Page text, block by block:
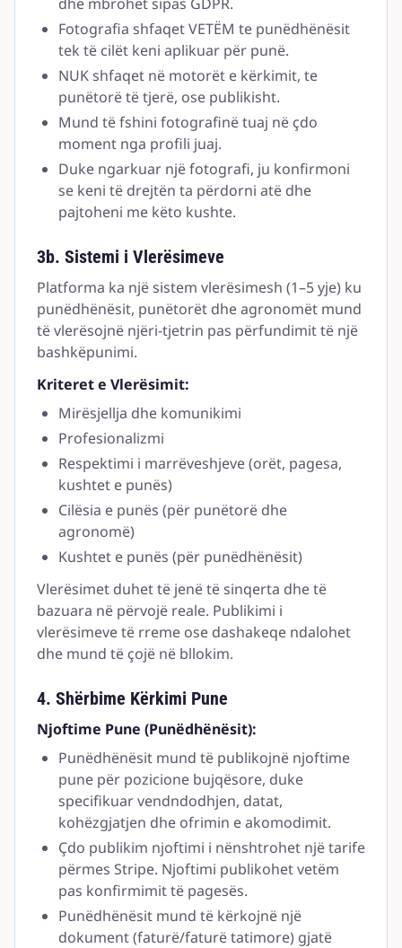
Fotografia shfaqet VETËM te punëdhënësit
tek të cilët keni aplikuar për punë.
NUK shfaqet në motorët e kërkimit, te
punëtorë të tjerë, ose publikisht.
Mund të fshini fotografinë tuaj në çdo
moment nga profili juaj.
Duke ngarkuar një fotografi, ju konfirmoni
se keni të drejtën ta përdorni atë dhe
pajtoheni me këto kushte.
3b. Sistemi i Vlerësimeve
Platforma ka një sistem vlerësimesh (1–5 yje) ku
punëdhënësit, punëtorët dhe agronomët mund
të vlerësojnë njëri-tjetrin pas përfundimit të një
bashkëpunimi.
Kriteret e Vlerësimit:
Mirësjellja dhe komunikimi
Profesionalizmi
Respektimi i marrëveshjeve (orët, pagesa,
kushtet e punës)
Cilësia e punës (për punëtorë dhe
agronomë)
Kushtet e punës (për punëdhënësit)
Vlerësimet duhet të jenë të sinqerta dhe të
bazuara në përvojë reale. Publikimi i
vlerësimeve të rreme ose dashakeqe ndalohet
dhe mund të çojë në bllokim.
4. Shërbime Kërkimi Pune
Njoftime Pune (Punëdhënësit):
Punëdhënësit mund të publikojnë njoftime
pune për pozicione bujqësore, duke
specifikuar vendndodhjen, datat,
kohëzgjatjen dhe ofrimin e akomodimit.
Çdo publikim njoftimi i nënshtrohet një tarife
përmes Stripe. Njoftimi publikohet vetëm
pas konfirmimit të pagesës.
Punëdhënësit mund të kërkojnë një
dokument (faturë/faturë tatimore) gjatë